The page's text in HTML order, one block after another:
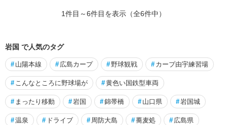
1件目～6件目を表示（全6件中）
岩国 で人気のタグ
# 山陽本線 # 広島カープ #野球観戦 # カープ由宇練習場
# こんなところに野球場が #黄色い国鉄型車両
# まったり移動 #岩国 #錦帯橋 # 山口県 #岩国城
#温泉 # ドライブ # 周防大島 #蕎麦処 # 広島県